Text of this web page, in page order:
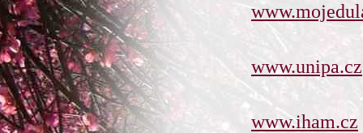
www.unipa.cz
www.iham.cz